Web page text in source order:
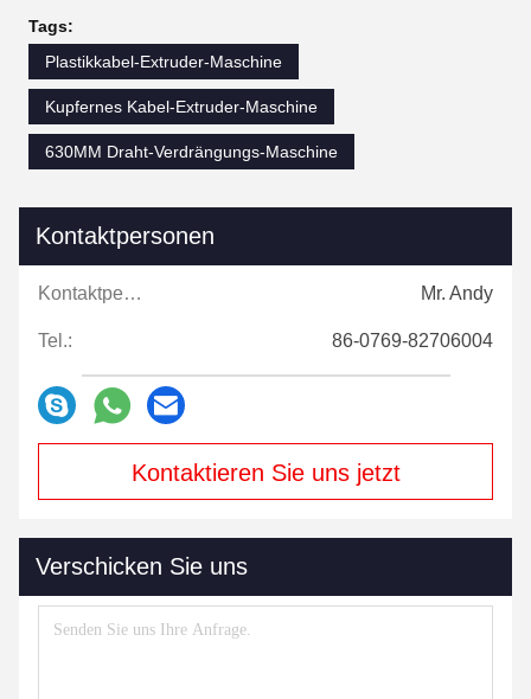
Tags:
Plastikkabel-Extruder-Maschine
Kupfernes Kabel-Extruder-Maschine
630MM Draht-Verdrängungs-Maschine
Kontaktpersonen
Kontaktpersonen: Mr. Andy
Tel.: 86-0769-82706004
Kontaktieren Sie uns jetzt
Verschicken Sie uns